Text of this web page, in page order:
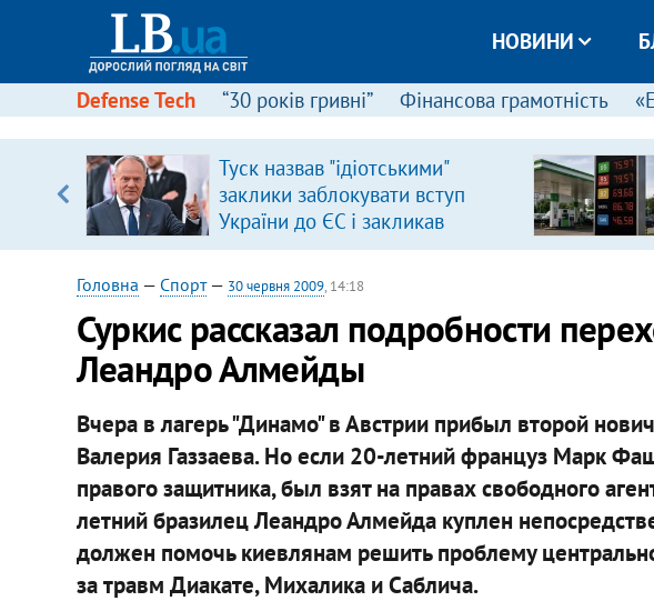
НОВИНИ
Defense Tech “30 років гривні” Фінансова грамотність
Туск назвав "ідіотськими"
заклики заблокувати вступ
України до ЄС і закликав
припинити антиукраїнську
риторику
Головна — Спорт— 30 червня 2009, 14:18
Суркис рассказал подробности
Леандро Алмейды
Вчера в лагерь "Динамо" в Австрии прибыл второй
Валерия Газзаева. Но если 20-летний француз Марк
правого защитника, был взят на правах свободного
летний бразилец Леандро Алмейда куплен
должен помочь киевлянам решить проблему
за травм Диакате, Михалика и Саблича.